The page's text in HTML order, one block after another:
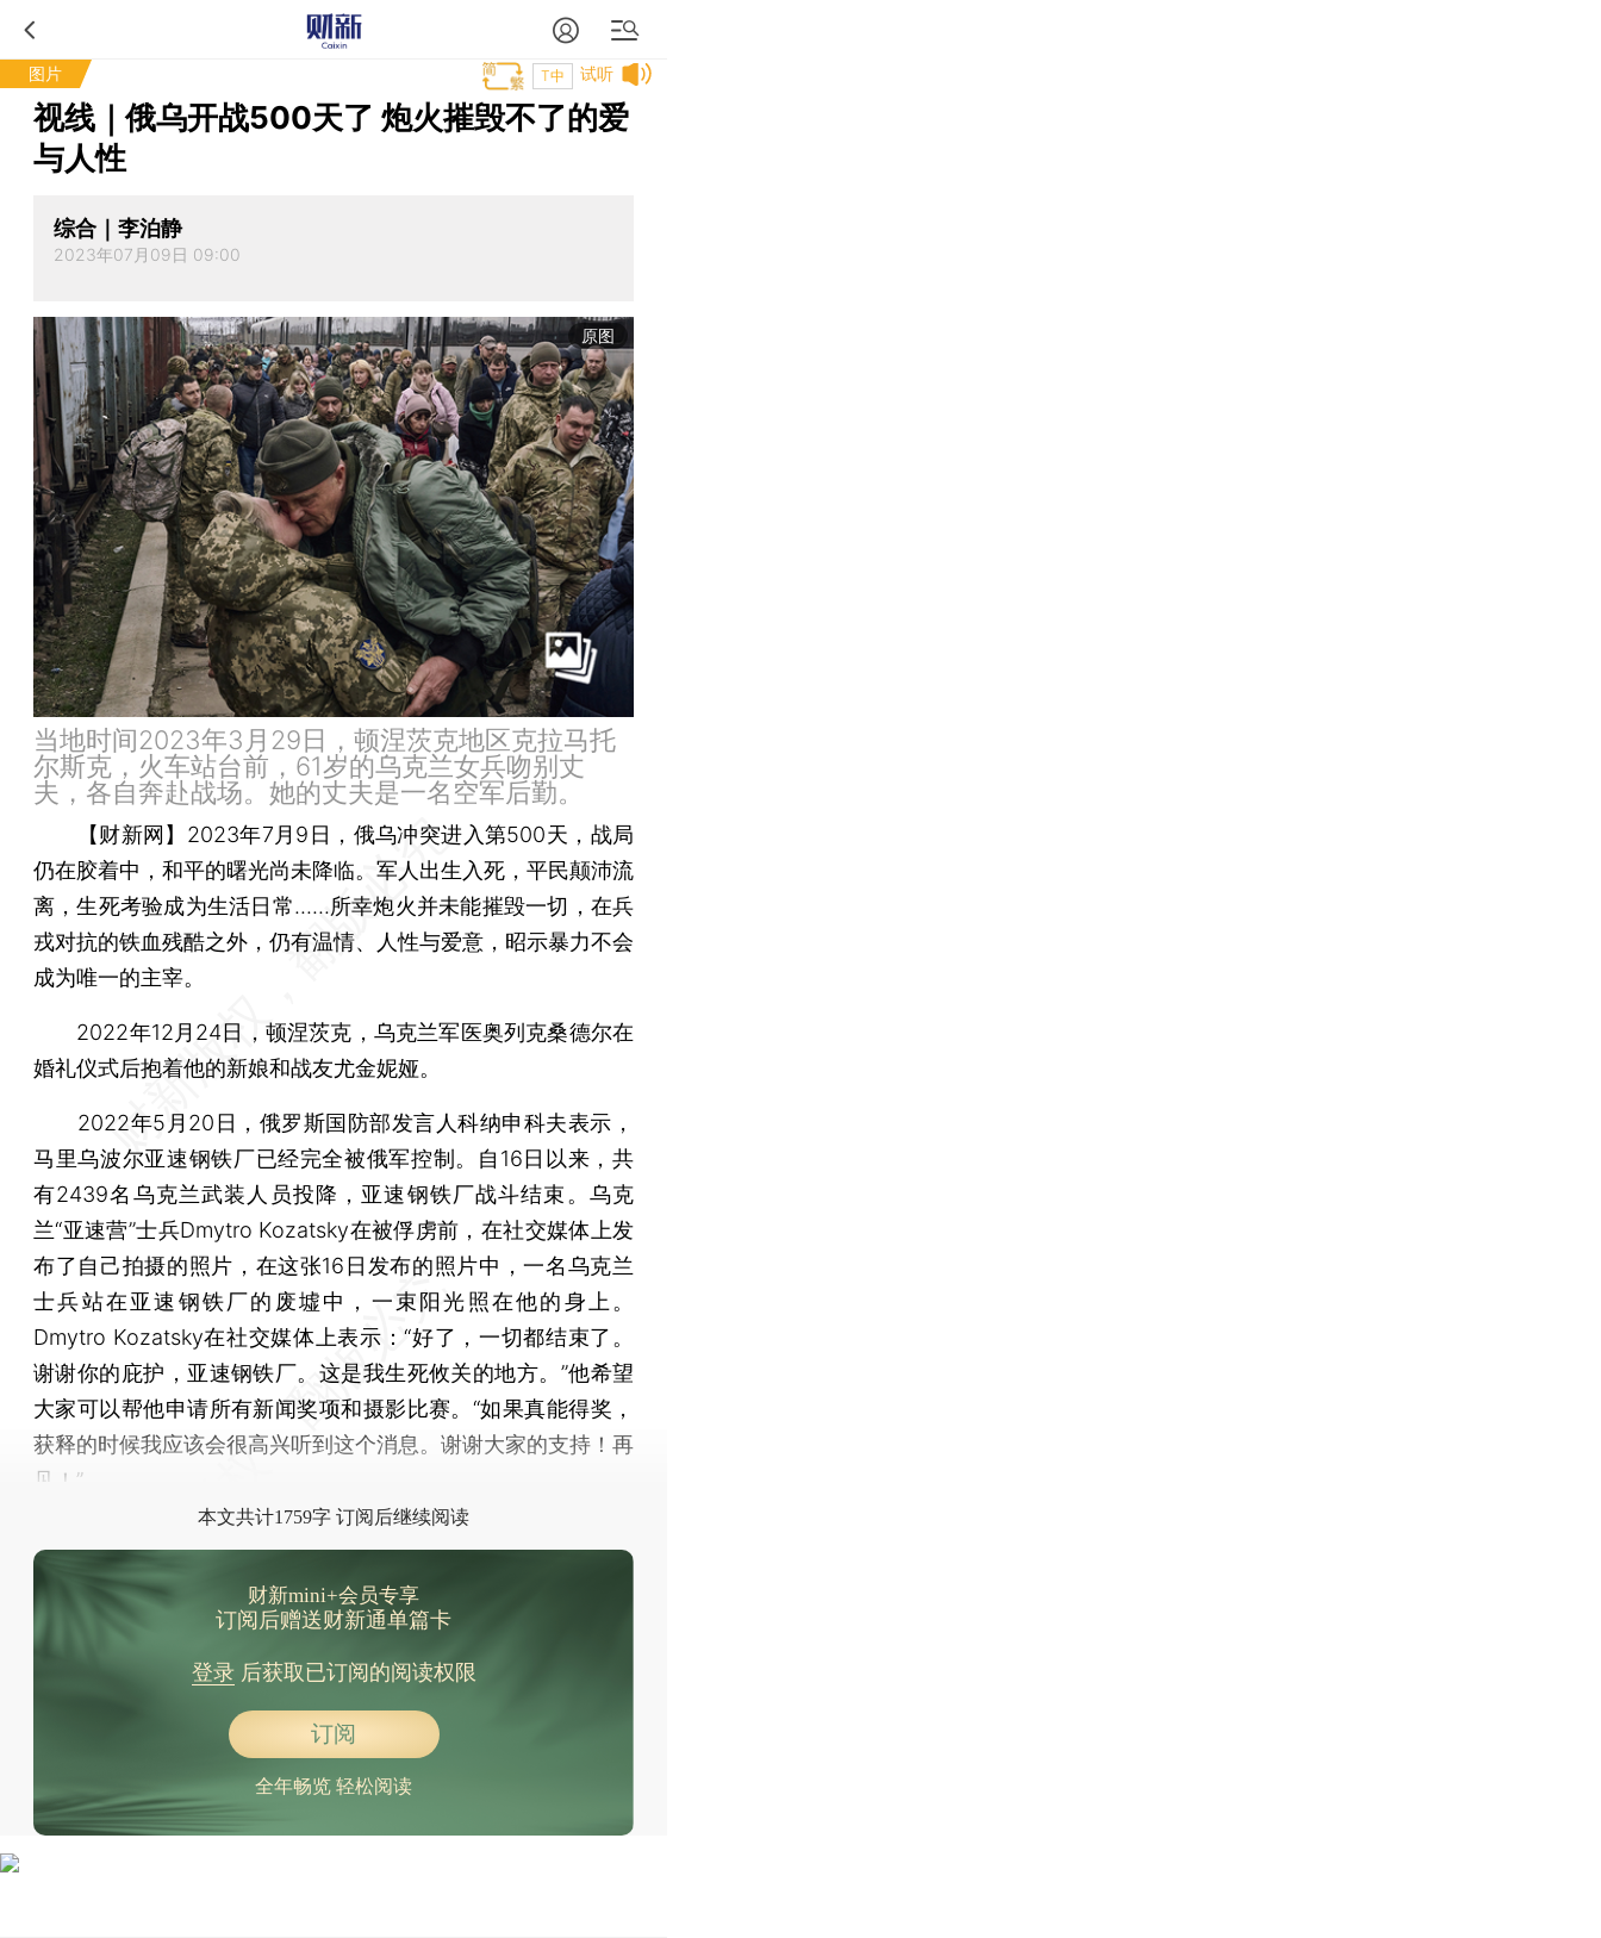
图片 试听
T中
视线｜俄乌开战500天了 炮火摧毁不了的爱
与人性
综合｜李泊静
2023年07月09日 09:00
原图
当地时间2023年3月29日，顿涅茨克地区克拉马托
尔斯克，火车站台前，61岁的乌克兰女兵吻别丈
夫，各自奔赴战场。她的丈夫是一名空军后勤。
【财新网】 2023年7月9日，俄乌冲突进入第500天，战局
仍在胶着中，和平的曙光尚未降临。军人出生入死，平民颠沛流
离，生死考验成为生活日常......所幸炮火并未能摧毁一切，在兵
戎对抗的铁血残酷之外，仍有温情、人性与爱意，昭示暴力不会
成为唯一的主宰。
2022年12月24日，顿涅茨克，乌克兰军医奥列克桑德尔在
婚礼仪式后抱着他的新娘和战友尤金妮娅。
2022年5月20日，俄罗斯国防部发言人科纳申科夫表示，
马里乌波尔亚速钢铁厂已经完全被俄军控制。自16日以来，共
有2439名乌克兰武装人员投降，亚速钢铁厂战斗结束。乌克
兰“亚速营”士兵Dmytro Kozatsky在被俘虏前，在社交媒体上发
布了自己拍摄的照片，在这张16日发布的照片中，一名乌克兰
士兵站在亚速钢铁厂的废墟中，一束阳光照在他的身上。
Dmytro Kozatsky在社交媒体上表示：“好了，一切都结束了。
谢谢你的庇护，亚速钢铁厂。这是我生死攸关的地方。”他希望
大家可以帮他申请所有新闻奖项和摄影比赛。“如果真能得奖，
获释的时候我应该会很高兴听到这个消息。谢谢大家的支持！再
见！”
本文共计1759字 订阅后继续阅读
财新mini+会员专享
订阅后赠送财新通单篇卡
登录后获取已订阅的阅读权限
订阅
全年畅览 轻松阅读